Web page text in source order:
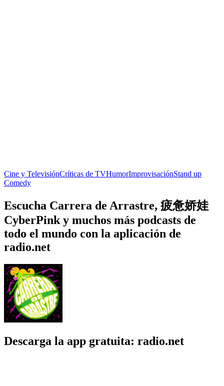
Cine y TelevisiónCríticas de TVHumorImprovisaciónStand up
Comedy
Escucha Carrera de Arrastre, 疲惫娇娃
CyberPink y muchos más podcasts de
todo el mundo con la aplicación de
radio.net
Descarga la app gratuita: radio.net